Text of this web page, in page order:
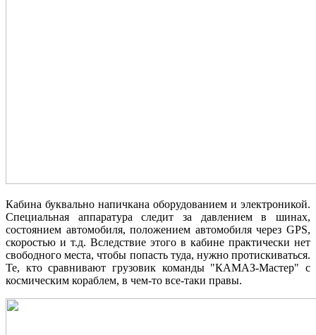
Кабина буквально напичкана оборудованием и электроникой.
Специальная аппаратура следит за давлением в шинах,
состоянием автомобиля, положением автомобиля через GPS,
скоростью и т.д. Вследствие этого в кабине практически нет
свободного места, чтобы попасть туда, нужно протискиваться.
Те, кто сравнивают грузовик команды "КАМАЗ-Мастер" с
космическим кораблем, в чем-то все-таки правы.